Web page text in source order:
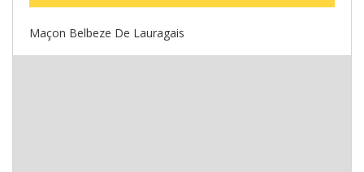
Maçon Belbeze De Lauragais